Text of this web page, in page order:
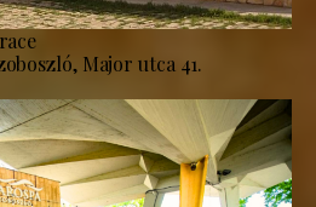
Major utca 41.